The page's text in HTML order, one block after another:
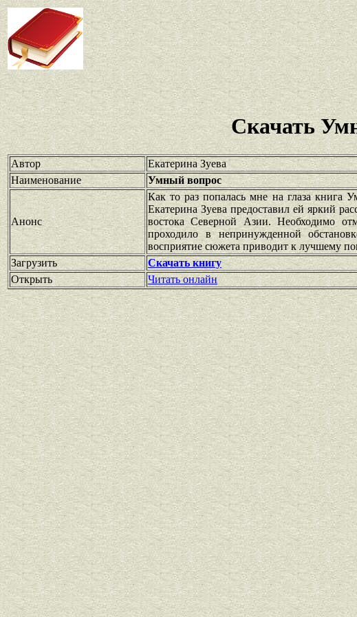
Скачать
Автор
Екатерина Зуева
Наименование
Умный вопрос
Анонс
Как то раз попалась мне на глаза
Екатерина Зуева предоставил ей яркий
востока Северной Азии. Необходимо
проходило в непринужденной
восприятие сюжета приводит к лучшему
Загрузить
Скачать книгу
Открыть
Читать онлайн